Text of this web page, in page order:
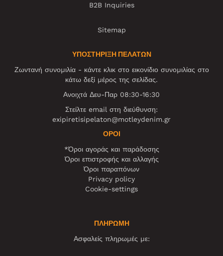
B2B Inquiries
Sitemap
ΥΠΟΣΤΗΡΙΞΗ ΠΕΛΑΤΩΝ
Ζωντανή συνομιλία - κάντε κλικ στο εικονίδιο συνομιλίας στο
κάτω δεξί μέρος της σελίδας.
Ανοιχτά Δευ-Παρ 08:30-16:30
Στείλτε email στη διεύθυνση:
exipiretisipelaton@motleydenim.gr
ΌΡΟΙ
*Όροι αγοράς και παράδοσης
Όροι επιστροφής και αλλαγής
Όροι παραπόνων
Privacy policy
Cookie-settings
ΠΛΗΡΩΜΗ
Ασφαλείς πληρωμές με: